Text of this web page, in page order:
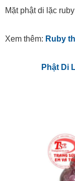
Mặt phật di lặc
Xem thêm: Ruby
Phật Di